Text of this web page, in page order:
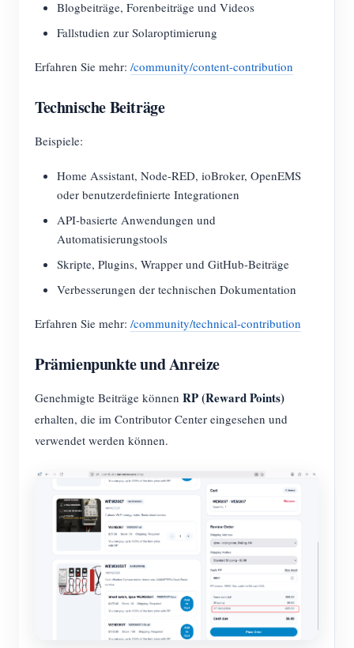
Blogbeiträge, Forenbeiträge und Videos
Fallstudien zur Solaroptimierung
Erfahren Sie mehr: /community/content-contribution
Technische Beiträge
Beispiele:
Home Assistant, Node-RED, ioBroker, OpenEMS
oder benutzerdefinierte Integrationen
API-basierte Anwendungen und
Automatisierungstools
Skripte, Plugins, Wrapper und GitHub-Beiträge
Verbesserungen der technischen Dokumentation
Erfahren Sie mehr: /community/technical-contribution
Prämienpunkte und Anreize
Genehmigte Beiträge können RP (Reward Points)
erhalten, die im Contributor Center eingesehen und
verwendet werden können.